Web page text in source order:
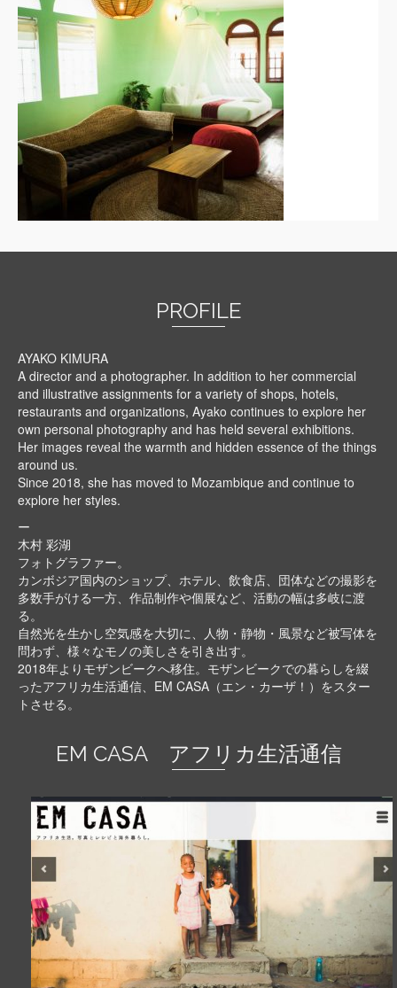
PROFILE
AYAKO KIMURA
A director and a photographer. In addition to her commercial
and illustrative assignments for a variety of shops, hotels,
restaurants and organizations, Ayako continues to explore her
own personal photography and has held several exhibitions.
Her images reveal the warmth and hidden essence of the things
around us.
Since 2018, she has moved to Mozambique and continue to
explore her styles.
ー
木村 彩湖
フォトグラファー。
カンボジア国内のショップ、ホテル、飲食店、団体などの撮影を
多数手がける一方、作品制作や個展など、活動の幅は多岐に渡
る。
自然光を生かし空気感を大切に、人物・静物・風景など被写体を
問わず、様々なモノの美しさを引き出す。
2018年よりモザンビークへ移住。モザンビークでの暮らしを綴
ったアフリカ生活通信、EM CASA（エン・カーザ！）をスター
トさせる。
EM CASA アフリカ生活通信